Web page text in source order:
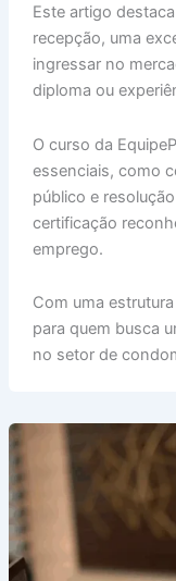
Este artigo
recepção, uma
ingressar no
diploma ou
O curso da
essenciais, como
público e
certificação
emprego.
Com uma
para quem busca
no setor de